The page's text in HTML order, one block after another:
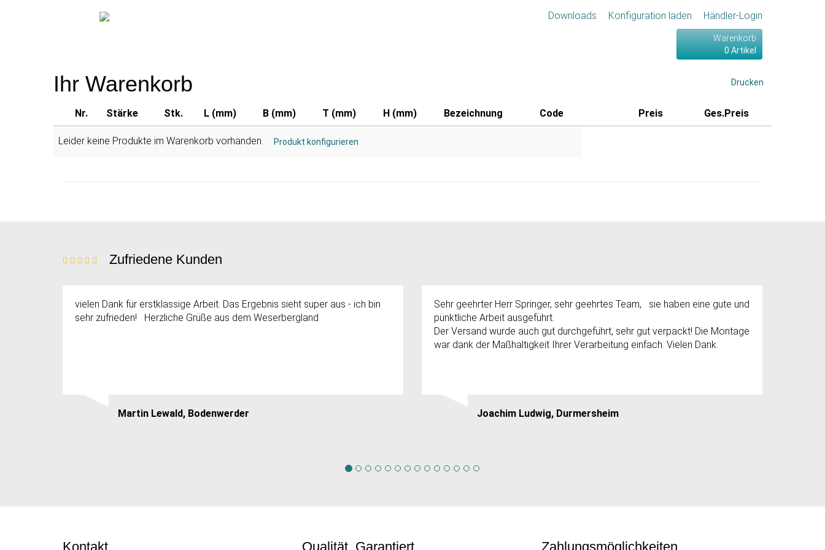
Downloads Konfiguration laden Händler-Login
Warenkorb
0 Artikel
Drucken
Ihr Warenkorb
Nr. Stärke Stk. L (mm) B (mm) T (mm) H (mm) Bezeichnung Code Preis Ges.Preis
Leider keine Produkte im Warenkorb vorhanden. Produkt konfigurieren
Zufriedene Kunden
vielen Dank für erstklassige Arbeit. Das Ergebnis sieht super aus - ich bin
sehr zufrieden! Herzliche Grüße aus dem Weserbergland
Martin Lewald, Bodenwerder
Sehr geehrter Herr Springer, sehr geehrtes Team, sie haben eine gute und
pünktliche Arbeit ausgeführt.
Der Versand wurde auch gut durchgeführt, sehr gut verpackt! Die Montage
war dank der Maßhaltigkeit Ihrer Verarbeitung einfach. Vielen Dank.
Joachim Ludwig, Durmersheim
Kontakt Qualität. Garantiert. Zahlungsmöglichkeiten